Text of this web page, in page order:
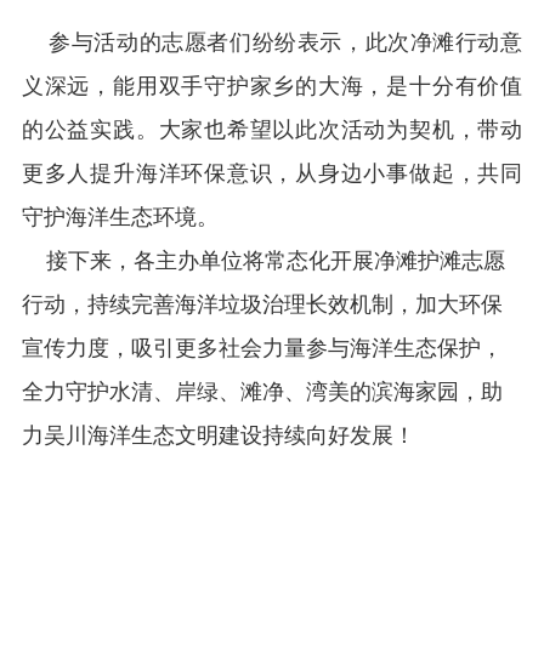
参与活动的志愿者们纷纷表示，此次净滩行动意
义深远，能用双手守护家乡的大海，是十分有价值
的公益实践。大家也希望以此次活动为契机，带动
更多人提升海洋环保意识，从身边小事做起，共同
守护海洋生态环境。
接下来，各主办单位将常态化开展净滩护滩志愿
行动，持续完善海洋垃圾治理长效机制，加大环保
宣传力度，吸引更多社会力量参与海洋生态保护，
全力守护水清、岸绿、滩净、湾美的滨海家园，助
力吴川海洋生态文明建设持续向好发展！